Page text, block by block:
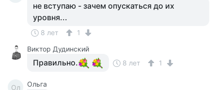
не вступаю - зачем опускаться до их
уровня...
8 лет
1
Виктор Дудинский
Правильно. 8 лет 1
Ол
Ольга